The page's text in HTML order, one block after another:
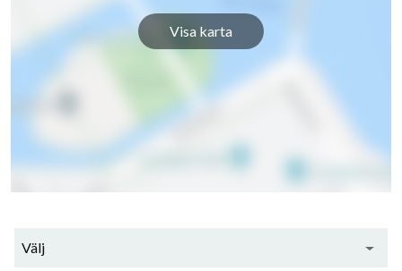
31
Visa karta
Välj